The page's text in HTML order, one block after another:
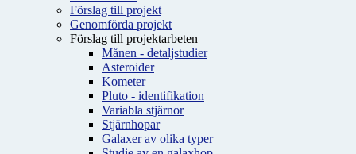
Förslag till projekt
Genomförda projekt
Förslag till projektarbeten
Månen - detaljstudier
Asteroider
Kometer
Pluto - identifikation
Variabla stjärnor
Stjärnhopar
Galaxer av olika typer